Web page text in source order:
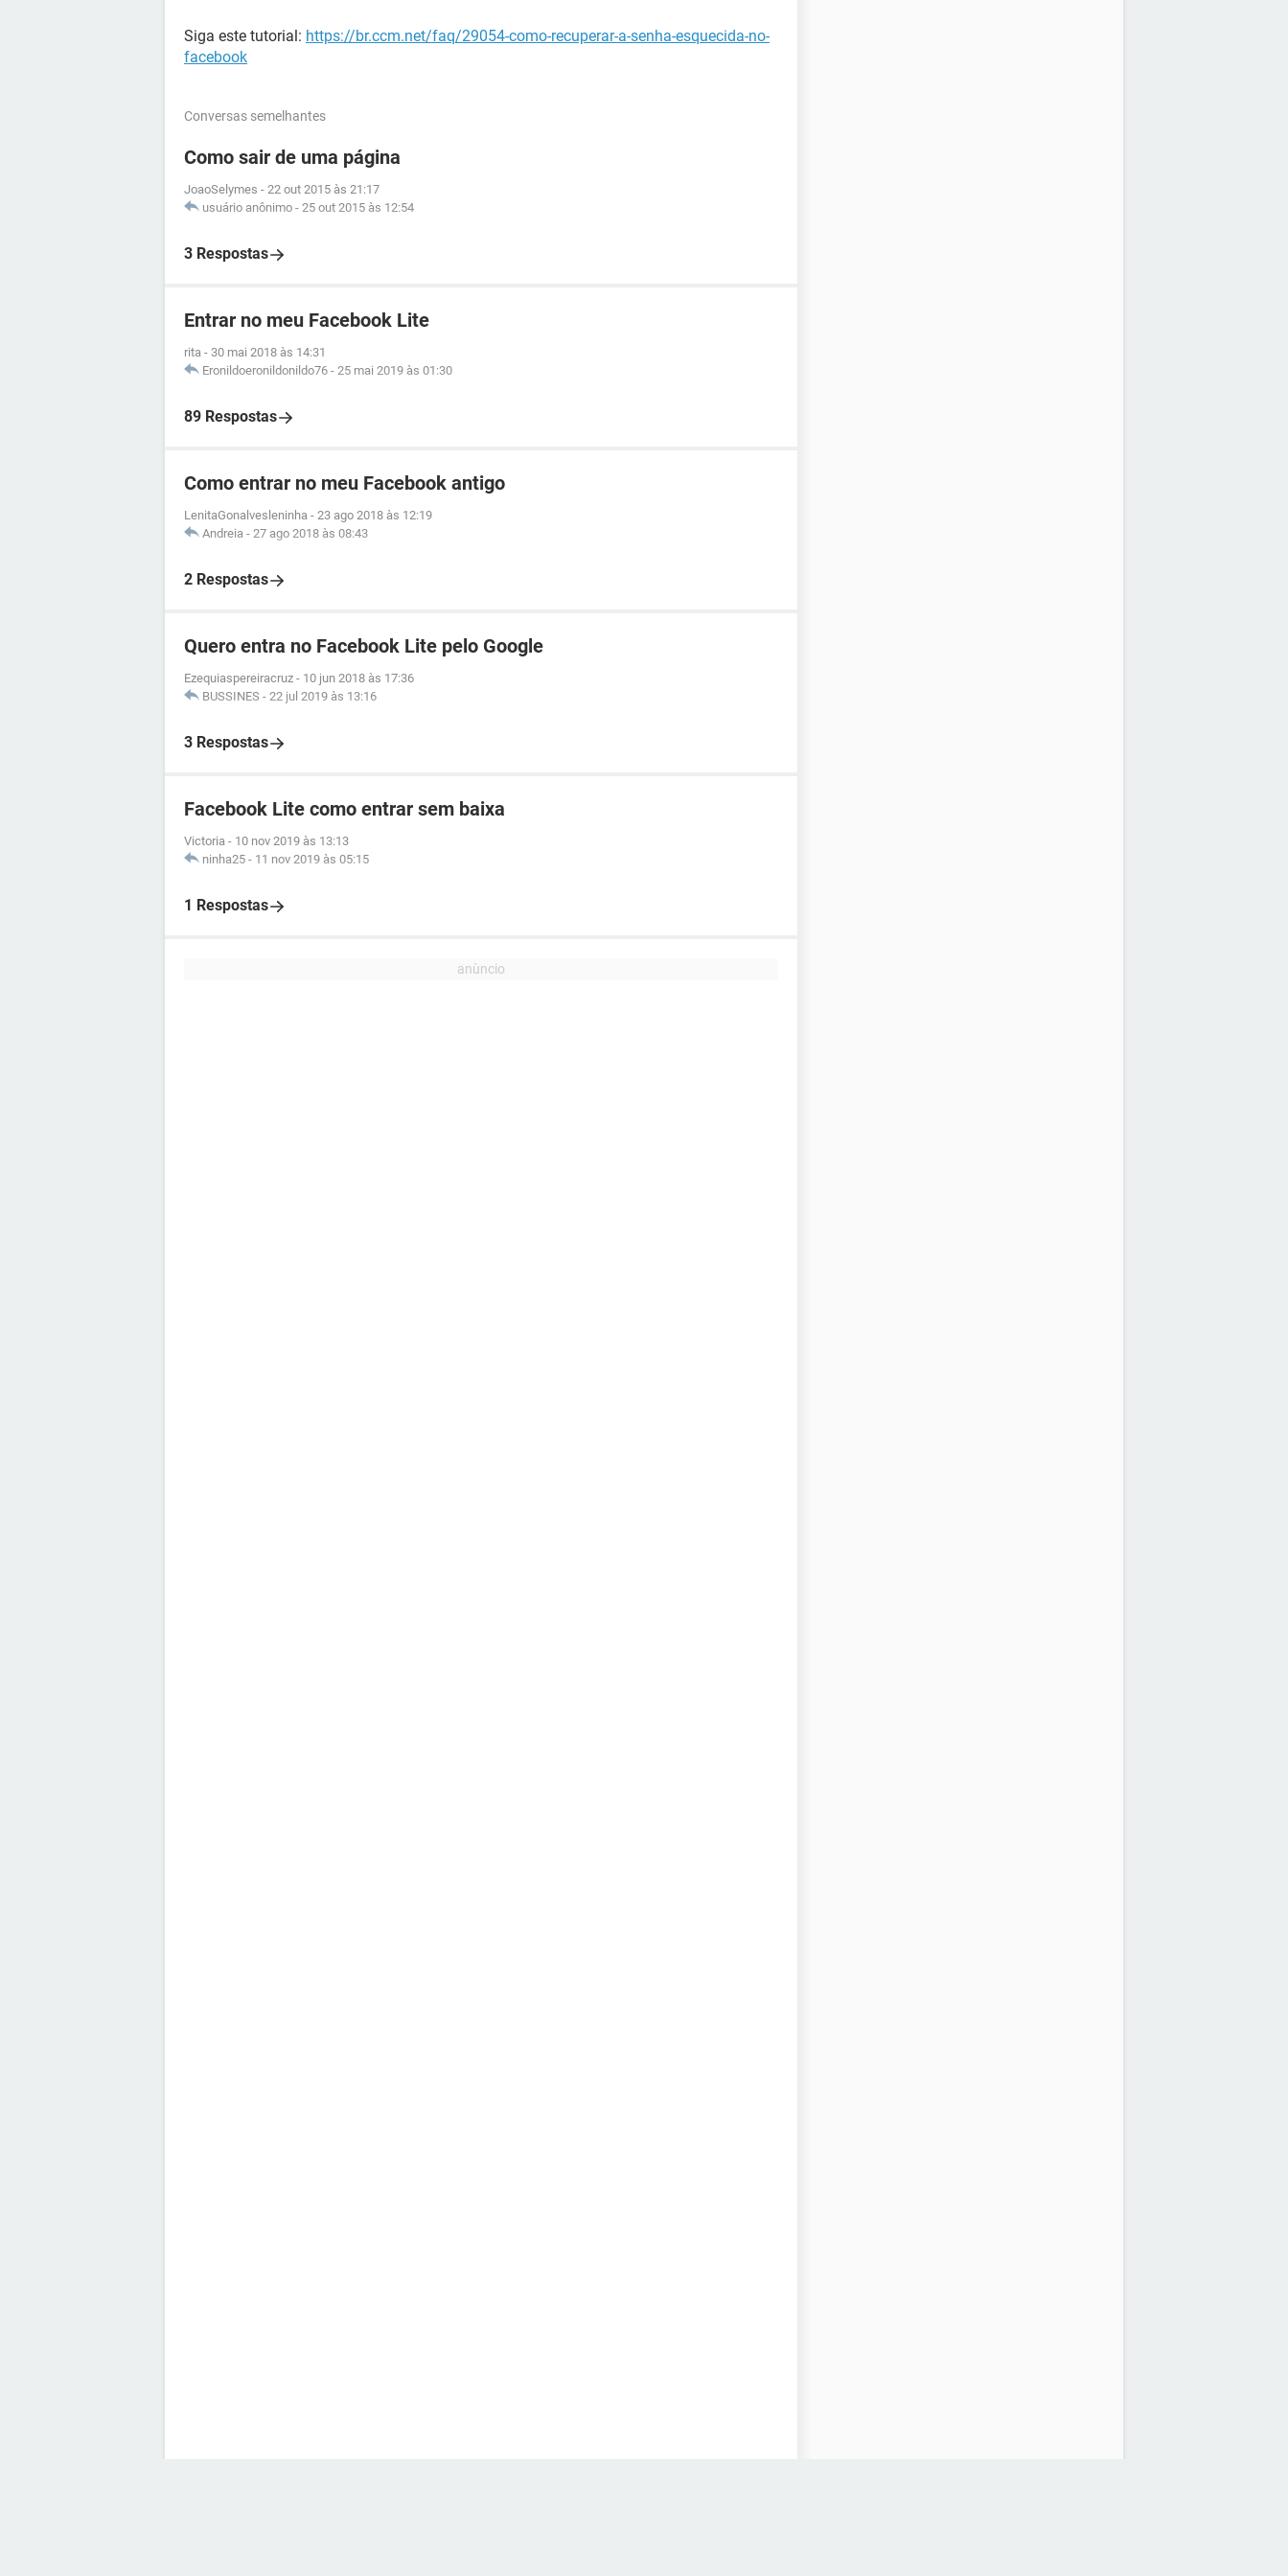
Siga este tutorial: https://br.ccm.net/faq/29054-como-recuperar-a-senha-esquecida-no-
facebook
Conversas semelhantes
Como sair de uma página
JoaoSelymes - 22 out 2015 às 21:17
usuário anônimo - 25 out 2015 às 12:54
3 Respostas
Entrar no meu Facebook Lite
rita - 30 mai 2018 às 14:31
Eronildoeronildonildo76 - 25 mai 2019 às 01:30
89 Respostas
Como entrar no meu Facebook antigo
LenitaGonalvesleninha - 23 ago 2018 às 12:19
Andreia - 27 ago 2018 às 08:43
2 Respostas
Quero entra no Facebook Lite pelo Google
Ezequiaspereiracruz - 10 jun 2018 às 17:36
BUSSINES - 22 jul 2019 às 13:16
3 Respostas
Facebook Lite como entrar sem baixa
Victoria - 10 nov 2019 às 13:13
ninha25 - 11 nov 2019 às 05:15
1 Respostas